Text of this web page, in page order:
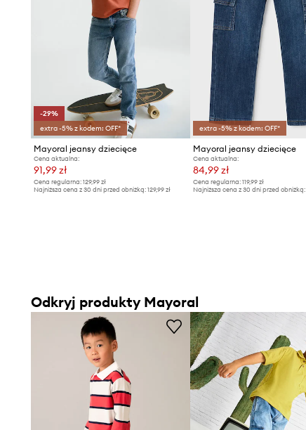
-29%
extra -5% z kodem: OFF*
Mayoral jeansy dziecięce
Cena aktualna:
91,99 zł
Cena regularna: 129,99 zł
Najniższa cena z 30 dni przed obniżką: 129,99 zł
extra -5% z kodem: OFF*
Mayoral jeansy dziecięce
Cena aktualna:
84,99 zł
Cena regularna:119,99 zł
Najniższa cena z 30 dni przed obniżką:
Odkryj produkty Mayoral